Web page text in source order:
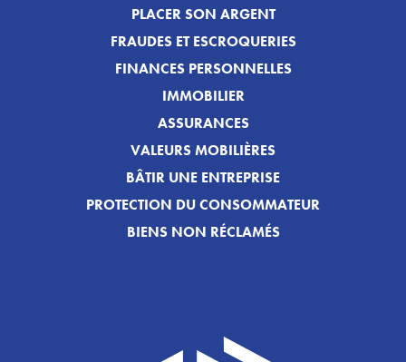
PLACER SON ARGENT
FRAUDES ET ESCROQUERIES
FINANCES PERSONNELLES
IMMOBILIER
ASSURANCES
VALEURS MOBILIÈRES
BÂTIR UNE ENTREPRISE
PROTECTION DU CONSOMMATEUR
BIENS NON RÉCLAMÉS